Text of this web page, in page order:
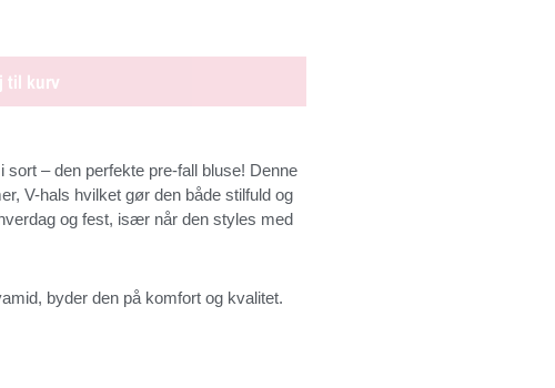
til kurv
– den perfekte pre-fall bluse! Denne
V-hals hvilket gør den både stilfuld og
og fest, især når den styles med
byder den på komfort og kvalitet.